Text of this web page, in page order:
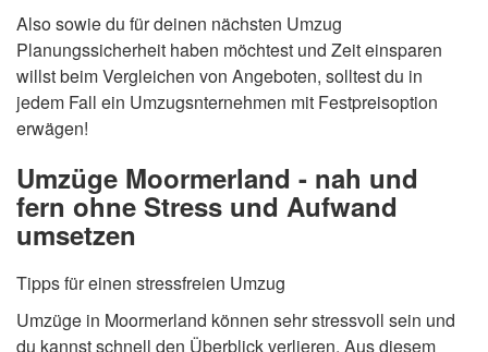
Also sowie du für deinen nächsten Umzug
Planungssicherheit haben möchtest und Zeit einsparen
willst beim Vergleichen von Angeboten, solltest du in
jedem Fall ein Umzugsnternehmen mit Festpreisoption
erwägen!
Umzüge Moormerland - nah und
fern ohne Stress und Aufwand
umsetzen
Tipps für einen stressfreien Umzug
Umzüge in Moormerland können sehr stressvoll sein und
du kannst schnell den Überblick verlieren. Aus diesem